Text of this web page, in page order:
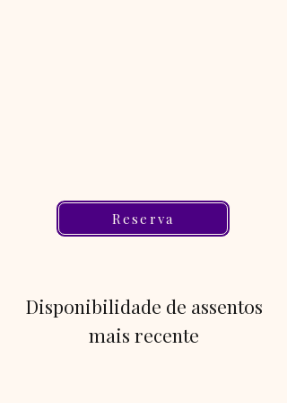
Reserva
Disponibilidade de assentos
mais recente